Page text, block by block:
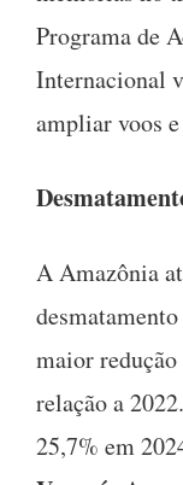
Programa de
Internacional
ampliar voos
A Amazônia
maior redução
relação a
25,7% em